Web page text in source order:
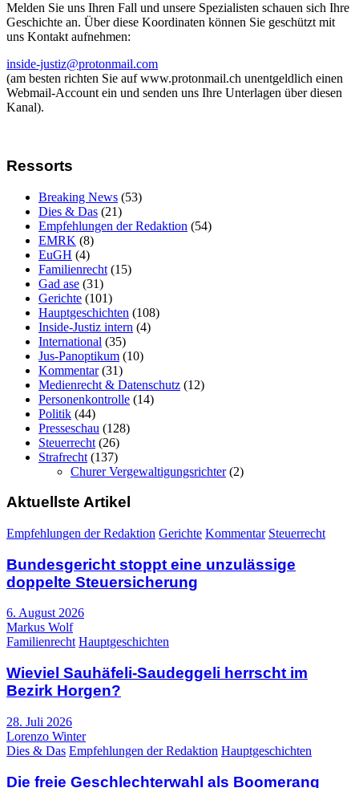
Melden Sie uns Ihren Fall und unsere Spezialisten schauen sich Ihre
Geschichte an. Über diese Koordinaten können Sie geschützt mit
uns Kontakt aufnehmen:
inside-justiz@protonmail.com
(am besten richten Sie auf www.protonmail.ch unentgeldlich einen
Webmail-Account ein und senden uns Ihre Unterlagen über diesen
Kanal).
Ressorts
Breaking News (53)
Dies & Das (21)
Empfehlungen der Redaktion (54)
EMRK (8)
EuGH (4)
Familienrecht (15)
Gad ase (31)
Gerichte (101)
Hauptgeschichten (108)
Inside-Justiz intern (4)
International (35)
Jus-Panoptikum (10)
Kommentar(31)
Medienrecht & Datenschutz (12)
Personenkontrolle (14)
Politik (44)
Presseschau (128)
Steuerrecht (26)
Strafrecht (137)
Churer Vergewaltigungsrichter(2)
Aktuellste Artikel
Empfehlungen der Redaktion Gerichte Kommentar Steuerrecht
Bundesgericht stoppt eine unzulässige
doppelte Steuersicherung
6. August 2026
Markus Wolf
Familienrecht Hauptgeschichten
Wieviel Sauhäfeli-Saudeggeli herrscht im
Bezirk Horgen?
28. Juli 2026
Lorenzo Winter
Dies & Das Empfehlungen der Redaktion Hauptgeschichten
Die freie Geschlechterwahl als Boomerang